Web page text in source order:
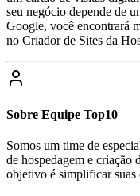
seu negócio depende de
Google, você encontrará
no Criador de Sites da
Sobre Equipe Top10
Somos um time de
de hospedagem e criação
objetivo é simplificar suas